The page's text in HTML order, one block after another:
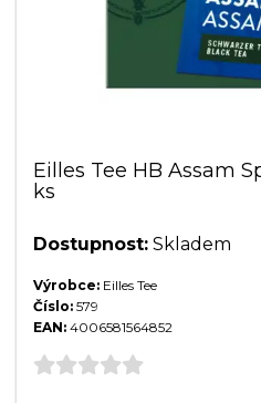
Eilles Tee HB Assam
ks
Dostupnost: Skladem
Výrobce: Eilles Tee
Číslo: 579
EAN: 4006581564852